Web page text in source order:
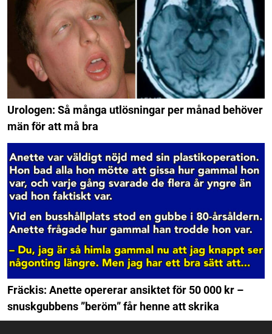
Urologen: Så många utlösningar per månad behöver
män för att må bra
Fräckis: Anette opererar ansiktet för 50 000 kr –
snuskgubbens ”beröm” får henne att skrika